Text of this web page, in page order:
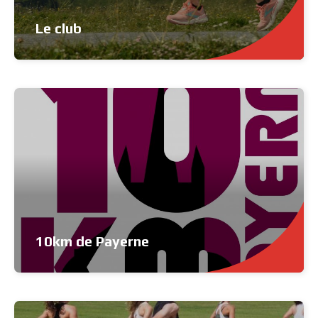
Le club
10km de Payerne